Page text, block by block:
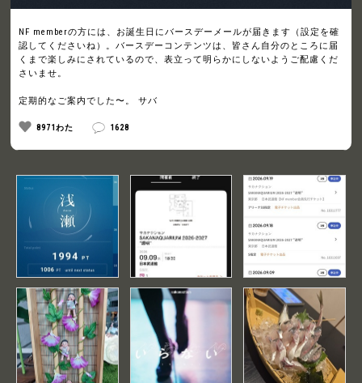
NF memberの方には、お誕生日にバースデーメールが届きます（設定を確
認してくださいね）。バースデーコンテンツは、皆さん自分のところに届
くまで楽しみにされているので、表立って明らかにしないようご配慮くだ
さいませ。
定期的なご案内でした〜。 サバ
8971わた 1628